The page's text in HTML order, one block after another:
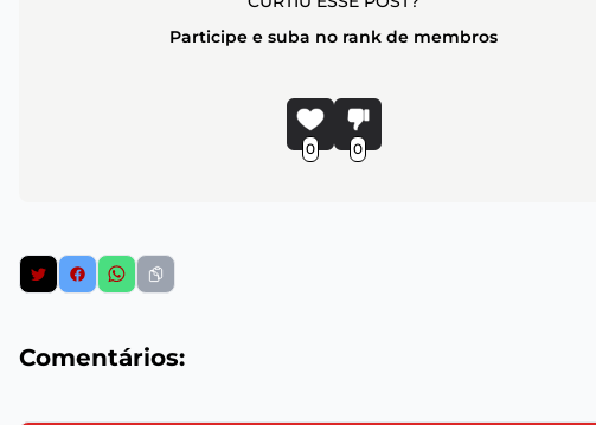
Participe e suba no rank de membros
0 0
Comentários: